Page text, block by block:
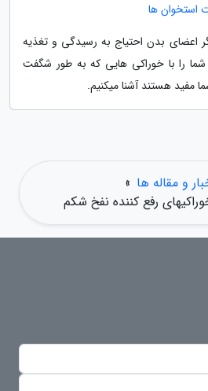
استخوان ها
اعضای بدن احتیاج به رسیدگی و تغذیه
شما را با خوراکی هایی که به طور شگفت
مفید هستند آشنا میکنیم.
و مقاله ها »
رفع کننده نفخ شکم